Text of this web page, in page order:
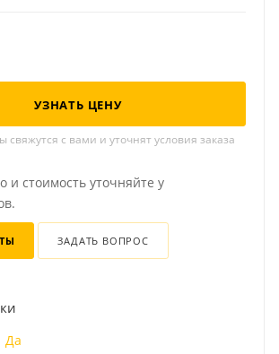
УЗНАТЬ ЦЕНУ
с вами и уточнят условия заказа
и стоимость уточняйте у
ЗАДАТЬ ВОПРОС
Да